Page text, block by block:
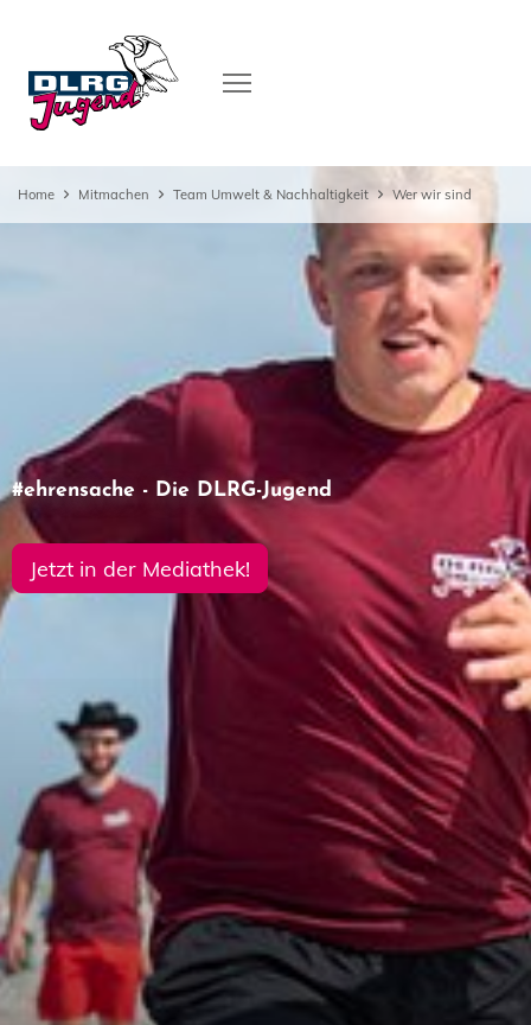
Home Mitmachen Team Umwelt & Nachhaltigkeit Wer wir sind
#ehrensache - Die DLRG-Jugend
Jetzt in der Mediathek!